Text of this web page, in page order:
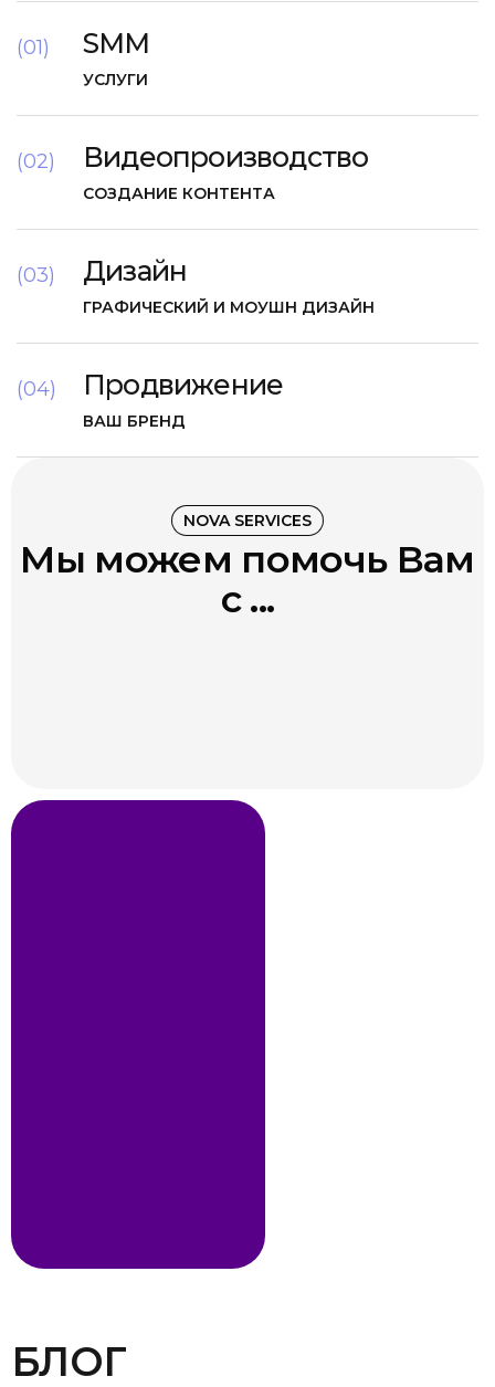
(01) SMM
УСЛУГИ
(02) Видеопроизводство
СОЗДАНИЕ КОНТЕНТА
(03) Дизайн
ГРАФИЧЕСКИЙ И МОУШН ДИЗАЙН
(04) Продвижение
ВАШ БРЕНД
NOVA SERVICES
Мы можем помочь Вам
с ...
БЛОГ